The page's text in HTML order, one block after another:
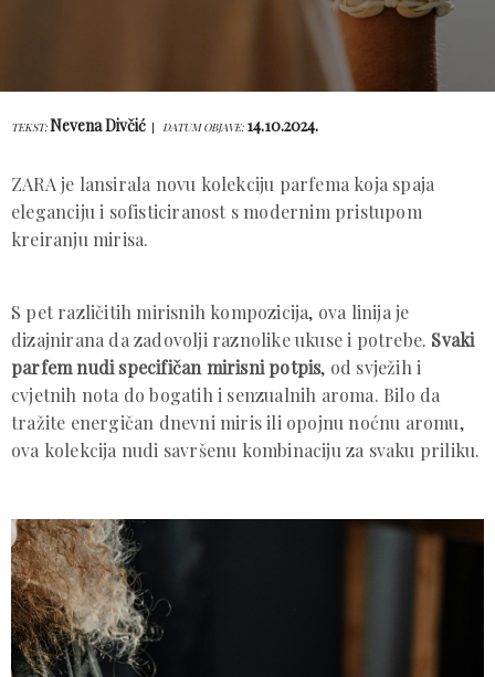
TEKST:Nevena Divčić DATUM OBJAVE: 14.10.2024.
ZARA je lansirala novu kolekciju parfema koja spaja
eleganciju i sofisticiranost s modernim pristupom
kreiranju mirisa.
S pet različitih mirisnih kompozicija, ova linija je
dizajnirana da zadovolji raznolike ukuse i potrebe. Svaki
parfem nudi specifičan mirisni potpis, od svježih i
cvjetnih nota do bogatih i senzualnih aroma. Bilo da
tražite energičan dnevni miris ili opojnu noćnu aromu,
ova kolekcija nudi savršenu kombinaciju za svaku priliku.